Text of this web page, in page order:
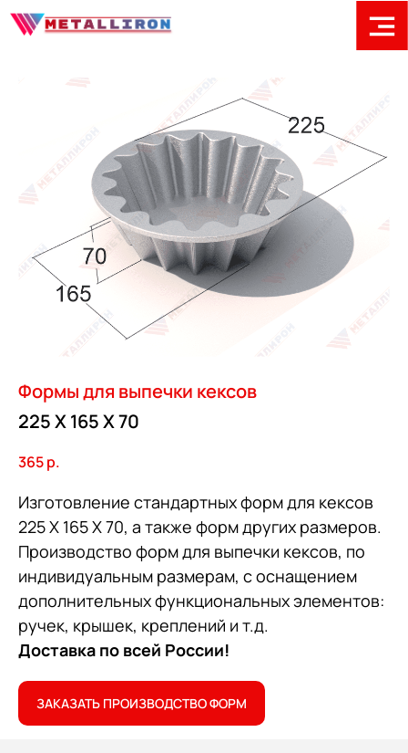
Формы для выпечки кексов
225 Х 165 Х 70
365р.
Изготовление стандартных форм для кексов
225 Х 165 Х 70, а также форм других размеров.
Производство форм для выпечки кексов, по
индивидуальным размерам, с оснащением
дополнительных функциональных элементов:
ручек, крышек, креплений и т.д.
Доставка по всей России!
ЗАКАЗАТЬ ПРОИЗВОДСТВО ФОРМ